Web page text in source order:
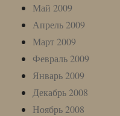
Май 2009
Апрель 2009
Март 2009
Февраль 2009
Январь 2009
Декабрь 2008
Ноябрь 2008